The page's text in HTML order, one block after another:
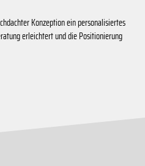
Konzeption ein personalisiertes
erleichtert und die Positionierung